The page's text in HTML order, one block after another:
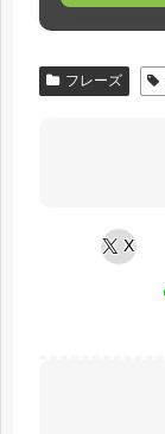
フレーズ
X